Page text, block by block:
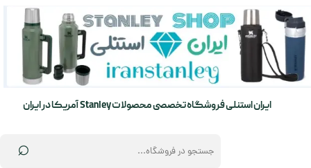
⌕
ایران استنلی فروشگاه تخصصی محصولات Stanley آمریکا در ایران
حساب کاربری من
تغییر گذر واژه